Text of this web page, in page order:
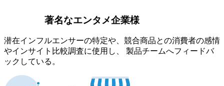
著名なエンタメ企業様
潜在インフルエンサーの特定や、競合商品との消費者の感情
やインサイト比較調査に使用し、 製品チームへフィードバ
ックしている。